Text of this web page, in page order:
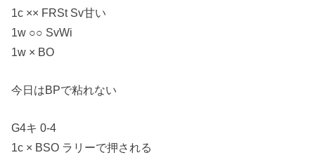
1c ×× FRSt Sv甘い
1w ○○ SvWi
1w × BO
今日はBPで粘れない
G4キ 0-4
1c × BSO ラリーで押される